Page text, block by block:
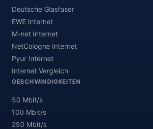
Deutsche Glasfaser
EWE Internet
M-net Internet
NetCologne Internet
Pyur Internet
Internet Vergleich
GESCHWINDIGKEITEN
50 Mbit/s
100 Mbit/s
250 Mbit/s